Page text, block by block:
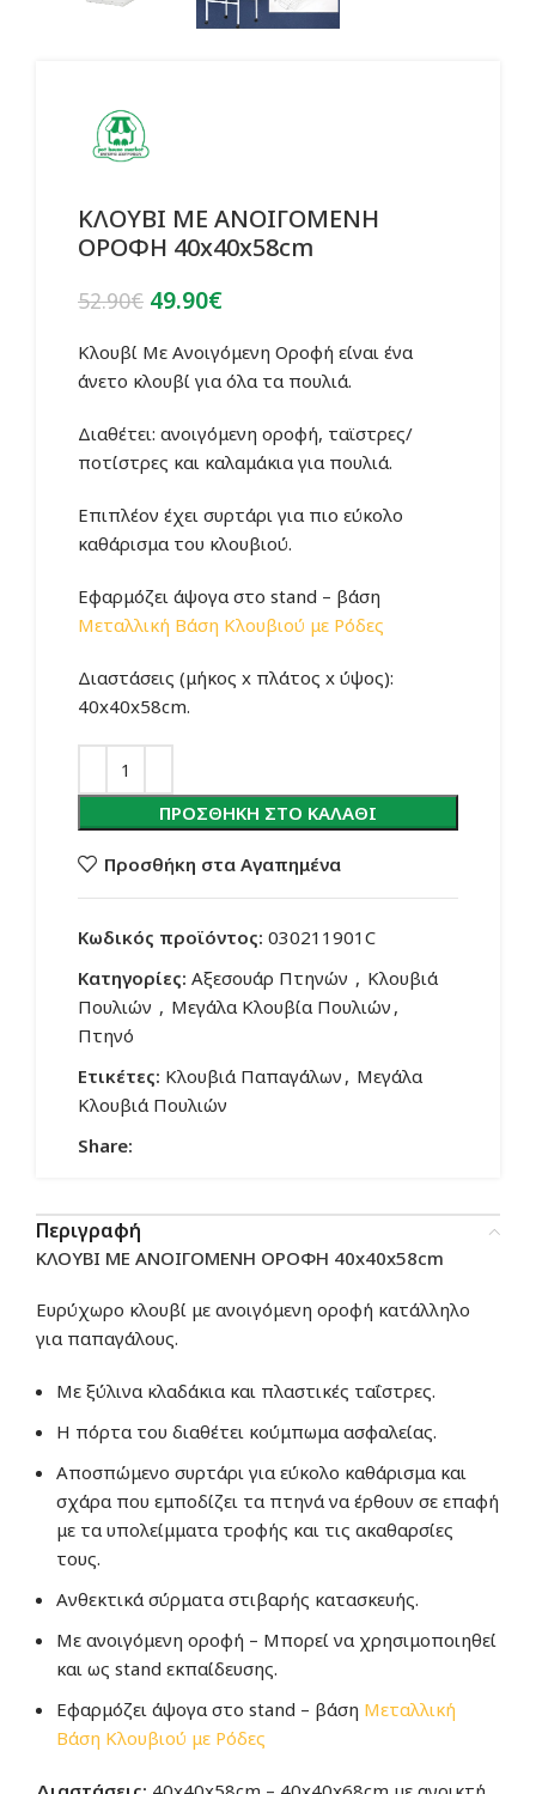
ΚΛΟΥΒΙ ΜΕ ΑΝΟΙΓΟΜΕΝΗ
ΟΡΟΦΗ 40x40x58cm
52.90€ Original
was:
52.90€.
49.90€Η
τιμή
είναι:
Κλουβί Με Ανοιγόμενη Οροφή είναι ένα
άνετο κλουβί για όλα τα πουλιά.
Διαθέτει: ανοιγόμενη οροφή, ταϊστρες/
ποτίστρες και καλαμάκια για πουλιά.
Επιπλέον έχει συρτάρι για πιο εύκολο
καθάρισμα του κλουβιού.
Εφαρμόζει άψογα στο stand – βάση
Μεταλλική Βάση Κλουβιού με Ρόδες
Διαστάσεις (μήκος x πλάτος x ύψος):
40x40x58cm.
ΠΡΟΣΘΉΚΗ ΣΤΟ ΚΑΛΆΘΙ
Προσθήκη στα Αγαπημένα
Κωδικός προϊόντος: 030211901C
Κατηγορίες: Αξεσουάρ Πτηνών , Κλουβιά
Πουλιών , Μεγάλα Κλουβία Πουλιών ,
Πτηνό
Ετικέτες: Κλουβιά Παπαγάλων , Μεγάλα
Κλουβιά Πουλιών
Share:
Περιγραφή
ΚΛΟΥΒΙ ΜΕ ΑΝΟΙΓΟΜΕΝΗ ΟΡΟΦΗ 40x40x58cm
Ευρύχωρο κλουβί με ανοιγόμενη οροφή κατάλληλο
για παπαγάλους.
Με ξύλινα κλαδάκια και πλαστικές ταΐστρες.
Η πόρτα του διαθέτει κούμπωμα ασφαλείας.
Αποσπώμενο συρτάρι για εύκολο καθάρισμα και
σχάρα που εμποδίζει τα πτηνά να έρθουν σε επαφή
με τα υπολείμματα τροφής και τις ακαθαρσίες
τους.
Ανθεκτικά σύρματα στιβαρής κατασκευής.
Με ανοιγόμενη οροφή – Μπορεί να χρησιμοποιηθεί
και ως stand εκπαίδευσης.
Εφαρμόζει άψογα στο stand – βάση Μεταλλική
Βάση Κλουβιού με Ρόδες